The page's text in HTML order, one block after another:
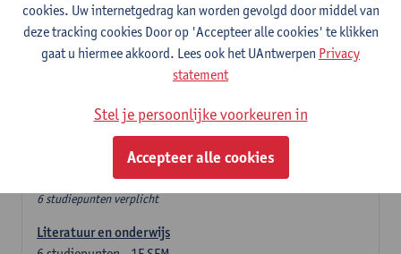
- 24 of 30 studiepunten Engels en telkens minimum 6
studiepunten per deeldomein.
Verplicht algemeen opleidingsonderdeel
Deze 6 verplichte studiepunten tellen mee in de
domeincomponent van een van de gekozen talen.
Verplicht algemeen opleidingsonderdeel
6 studiepunten verplicht
Literatuur en onderwijs
cookies. Uw internetgedrag kan worden gevolgd door middel van
deze tracking cookies Door op 'Accepteer alle cookies' te klikken
gaat u hiermee akkoord. Lees ook het UAntwerpen Privacy
statement
Stel je persoonlijke voorkeuren in
Accepteer alle cookies